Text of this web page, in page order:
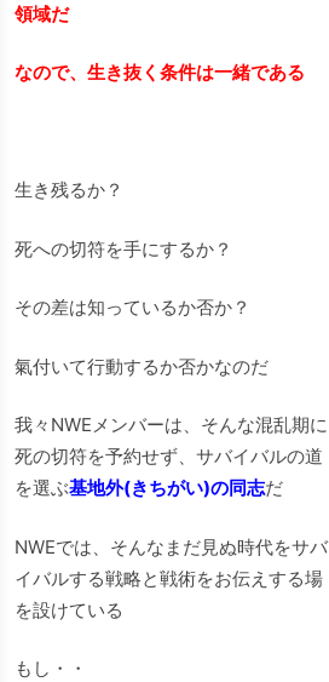
領域だ
なので、生き抜く条件は一緒である
生き残るか？
死への切符を手にするか？
その差は知っているか否か？
氣付いて行動するか否かなのだ
我々NWEメンバーは、そんな混乱期に
死の切符を予約せず、サバイバルの道
を選ぶ基地外(きちがい)の同志だ
NWEでは、そんなまだ見ぬ時代をサバ
イバルする戦略と戦術をお伝えする場
を設けている
もし・・